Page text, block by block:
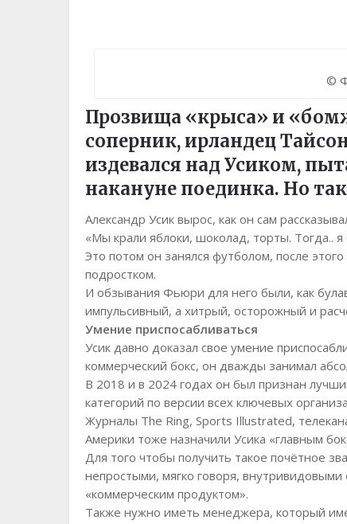
©
Прозвища «крыса» и
соперник, ирландец
издевался над Усиком,
накануне поединка. Но
Александр Усик вырос, как он сам
«Мы крали яблоки, шоколад, торты. Тогда.. я
Это потом он занялся футболом, после
подростком.
И обзывания Фьюри для него были, как
импульсивный, а хитрый, осторожный и
Умение приспосабливаться
Усик давно доказал свое умение
коммерческий бокс, он дважды занимал
В 2018 и в 2024 годах он был признан
категорий по версии всех ключевых
Журналы The Ring, Sports Illustrated,
Америки тоже назначили Усика «главным
Для того чтобы получить такое почётное
непростыми, мягко говоря,
«коммерческим продуктом».
Также нужно иметь менеджера, который